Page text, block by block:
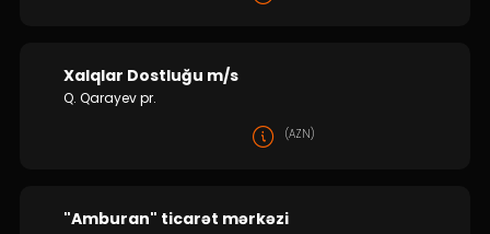
Xalqlar Dostluğu m/s
Q. Qarayev pr.
(AZN)
"Amburan" ticarət mərkəzi